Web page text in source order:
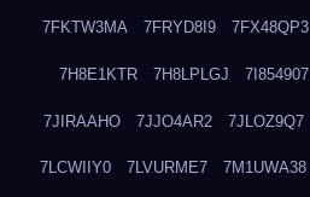
7FKTW3MA 7FRYD8I9 7FX48QP3
7H8E1KTR 7H8LPLGJ 7I854907
7JIRAAHO 7JJO4AR2 7JLOZ9Q7
7LCWIIY0 7LVURME7 7M1UWA38